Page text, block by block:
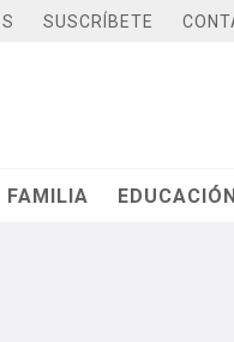
SUSCRÍBETE
FAMILIA